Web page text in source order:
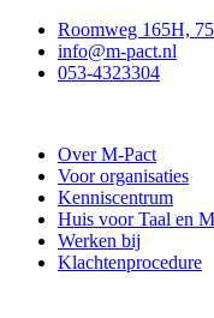
Roomweg 165H,
info@m-pact.nl
053-4323304
Over M-Pact
Voor organisaties
Kenniscentrum
Huis voor Taal en
Werken bij
Klachtenprocedure